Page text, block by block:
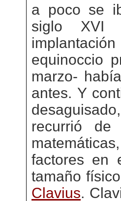
a poco se
siglo XVI
equinoccio
marzo-
antes. Y
recurrió
factores en
tamaño
Clavius.